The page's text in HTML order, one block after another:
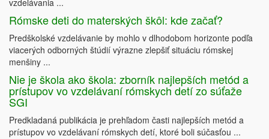
vzdelávania ...
Rómske deti do materských škôl: kde začať?
Predškolské vzdelávanie by mohlo v dlhodobom horizonte podľa
viacerých odborných štúdií výrazne zlepšiť situáciu rómskej
menšiny ...
Nie je škola ako škola: zborník najlepších metód a
prístupov vo vzdelávaní rómskych detí zo súťaže
SGI
Predkladaná publikácia je prehľadom časti najlepších metód a
prístupov vo vzdelávaní rómskych detí, ktoré boli súčasťou ...